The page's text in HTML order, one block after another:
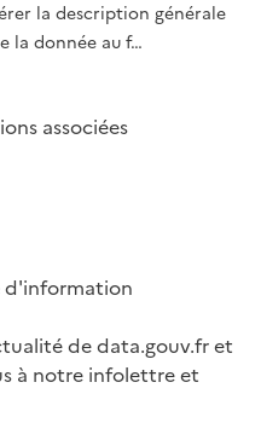
la description générale
la donnée au f…
associées
d'information
de data.gouv.fr et
à notre infolettre et